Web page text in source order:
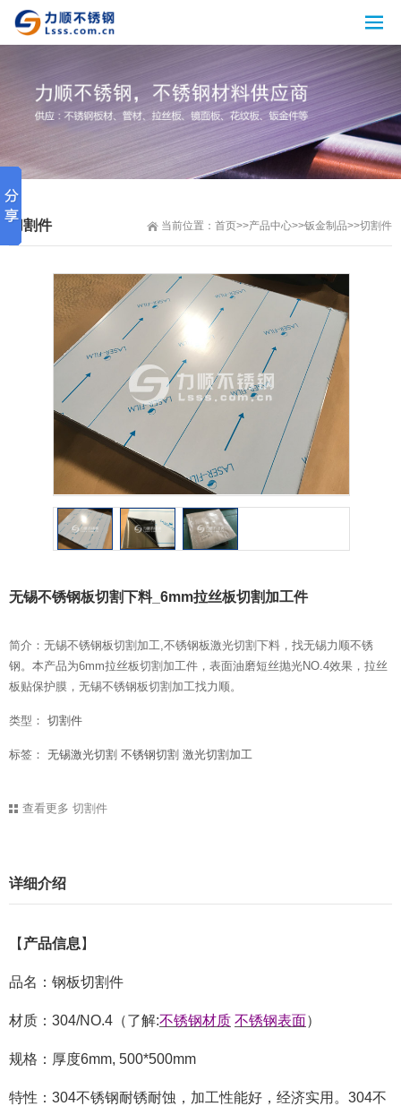
当前位置： 首页>>产品中心>>钣金制品>>切割件
切割件
无锡不锈钢板切割下料_6mm拉丝板切割加工件
简介：无锡不锈钢板切割加工,不锈钢板激光切割下料，找无锡力顺不锈
钢。本产品为6mm拉丝板切割加工件，表面油磨短丝抛光NO.4效果，拉丝
板贴保护膜，无锡不锈钢板切割加工找力顺。
类型： 切割件
标签： 无锡激光切割 不锈钢切割 激光切割加工
查看更多 切割件
详细介绍
【 产品信息 】
品名：钢板切割件
材质：304/NO.4（了解:不锈钢材质 不锈钢表面）
规格：厚度6mm, 500*500mm
特性：304不锈钢耐锈耐蚀，加工性能好，经济实用。304不